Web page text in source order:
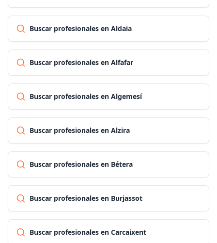
Buscar profesionales en Aldaia
Buscar profesionales en Alfafar
Buscar profesionales en Algemesí
Buscar profesionales en Alzira
Buscar profesionales en Bétera
Buscar profesionales en Burjassot
Buscar profesionales en Carcaixent